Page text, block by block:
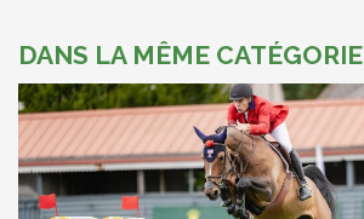
DANS LA MÊME CATÉGORIE